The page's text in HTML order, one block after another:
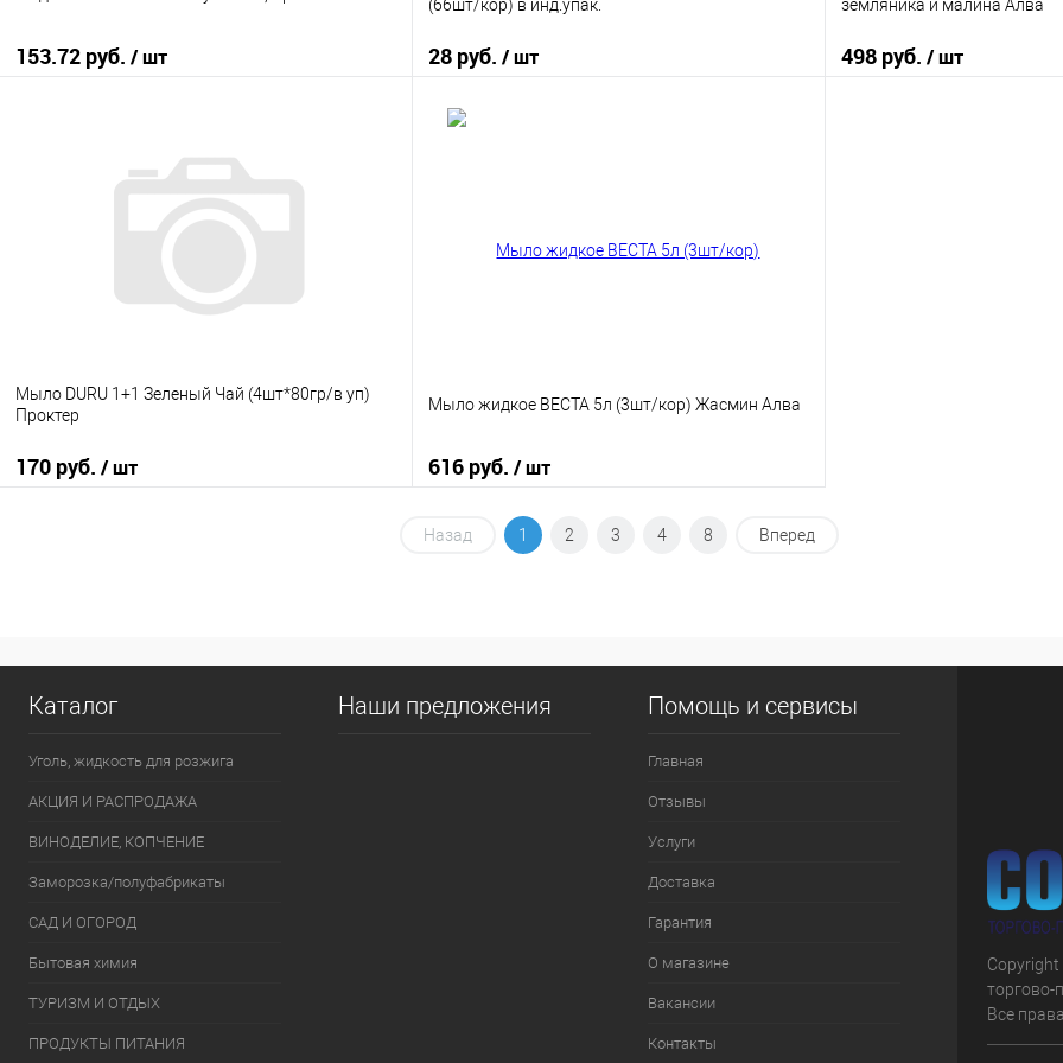
153.72 руб. / шт
Купить в 1 клик
К сравнению
В наличии
(66шт/кор) в инд.упак.
28 руб. / шт
земляника и малина Алва
498 руб. / шт
Мыло DURU 1+1 Зеленый Чай (4шт*80гр/в уп)
Проктер
170 руб. / шт
Мыло жидкое ВЕСТА 5л (3шт/кор) Жасмин Алва
616 руб. / шт
В корзину
Назад 1 2 3 4 8 Вперед
Каталог
Уголь, жидкость для розжига
АКЦИЯ И РАСПРОДАЖА
ВИНОДЕЛИЕ, КОПЧЕНИЕ
Заморозка/полуфабрикаты
САД И ОГОРОД
Бытовая химия
ТУРИЗМ И ОТДЫХ
ПРОДУКТЫ ПИТАНИЯ
Наши предложения Помощь и сервисы
Главная
Отзывы
Услуги
Доставка
Гарантия
О магазине
Вакансии
Контакты
торгово-
Все